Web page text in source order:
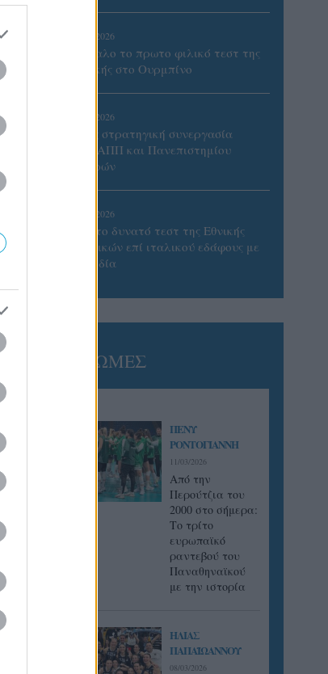
05/08/2026
Ισόπαλο το πρωτο φιλικό τεστ της
Εθνικής στο Ουρμπίνο
05/08/2026
Προς στρατηγική συνεργασία
ΠΑΣΑΠΠ και Πανεπιστημίου
Πατρών
05/08/2026
Πρώτο δυνατό τεστ της Εθνικής
Γυναικών επί ιταλικού εδάφους με
Σουηδία
ΓΝΩΜΕΣ
ΠΕΝΥ
ΡΟΝΤΟΓΙΑΝΝΗ
11/03/2026
Από την
Περούτζια του
2000 στο σήμερα:
Tο τρίτο
ευρωπαϊκό
ραντεβού του
Παναθηναϊκού
με την ιστορία
ΗΛΙΑΣ
ΠΑΠΑΪΩΑΝΝΟΥ
08/03/2026